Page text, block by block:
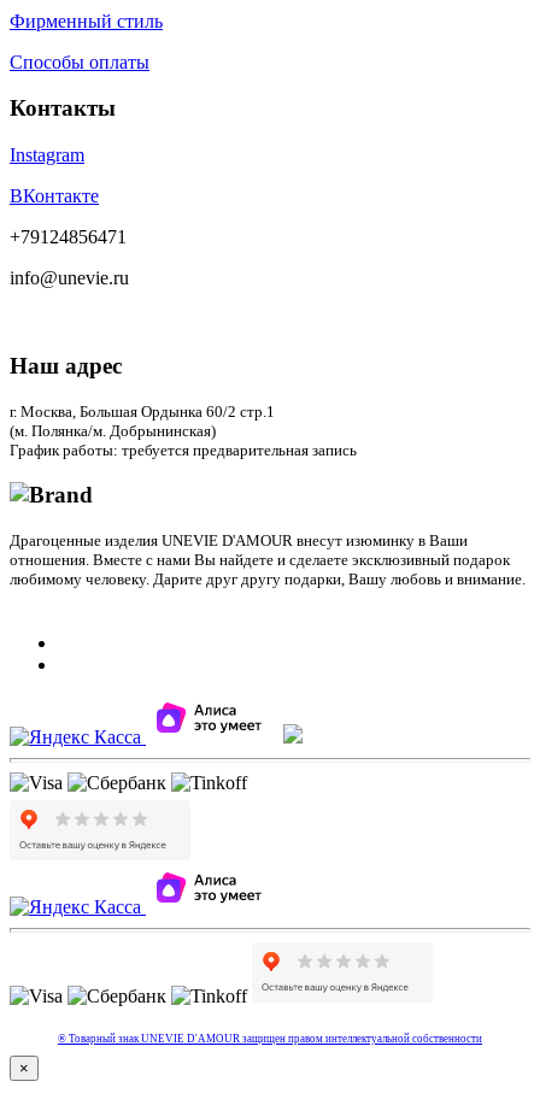
Фирменный стиль
Способы оплаты
Контакты
Instagram
ВКонтакте
+79124856471
info@unevie.ru
Наш адрес
г. Москва, Большая Ордынка 60/2 стр.1
(м. Полянка/м. Добрынинская)
График работы: требуется предварительная запись
Драгоценные изделия UNEVIE D'AMOUR внесут изюминку в Ваши
отношения. Вместе с нами Вы найдете и сделаете эксклюзивный подарок
любимому человеку. Дарите друг другу подарки, Вашу любовь и внимание.
® Товарный знак UNEVIE D'AMOUR защищен правом интеллектуальной собcтвенности
×